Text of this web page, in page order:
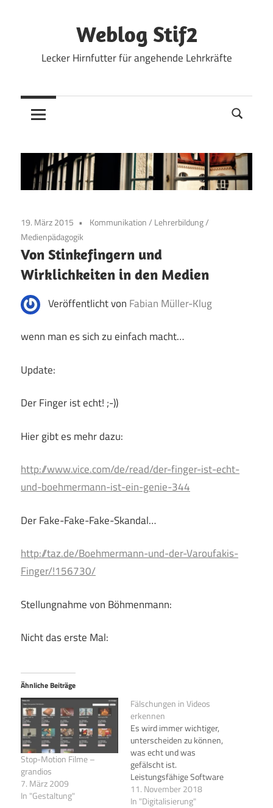
Weblog Stif2
Lecker Hirnfutter für angehende Lehrkräfte
19. März 2015 Kommunikation/ Lehrerbildung/
Medienpädagogik
Von Stinkefingern und
Wirklichkeiten in den Medien
Veröffentlicht von Fabian Müller-Klug
wenn man es sich zu einfach macht…
Update:
Der Finger ist echt! ;-))
Hier gibt es mehr dazu:
http://www.vice.com/de/read/der-finger-ist-echt-
und-boehmermann-ist-ein-genie-344
Der Fake-Fake-Fake-Skandal…
http://taz.de/Boehmermann-und-der-Varoufakis-
Finger/!156730/
Stellungnahme von Böhmenmann:
Nicht das erste Mal:
Ähnliche Beiträge
Stop-Motion Filme –
grandios
7. März 2009
In "Gestaltung"
Fälschungen in Videos
erkennen
Es wird immer wichtiger,
unterscheiden zu können,
was echt und was
gefälscht ist.
Leistungsfähige Software
macht es leicht, auch
Bewegtbilder zu fälschen.
11. November 2018
In "Digitalisierung"